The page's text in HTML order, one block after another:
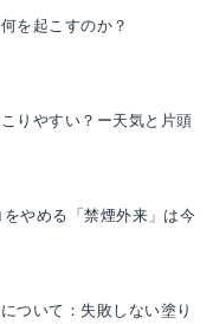
を起こすのか？
りやすい？ー天気と片頭
をやめる「禁煙外来」は今
ついて：失敗しない塗り